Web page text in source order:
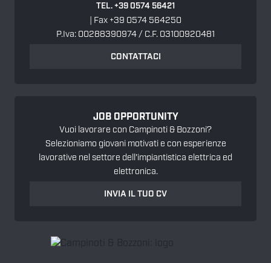
TEL. +39 0574 56421
| Fax +39 0574 564250
P.Iva: 00288390974 / C.F. 03100920481
CONTATTACI
JOB OPPORTUNITY
Vuoi lavorare con Campinoti & Bozzoni?
Selezioniamo giovani motivati e con esperienze
lavorative nel settore dell'impiantistica elettrica ed
elettronica.
INVIA IL TUO CV